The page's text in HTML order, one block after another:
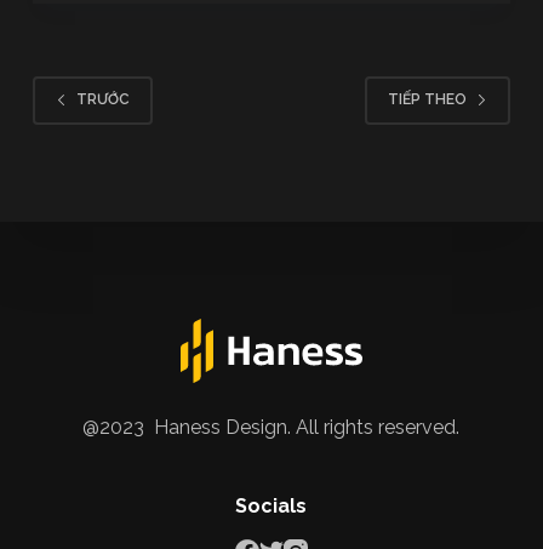
TRƯỚC TIẾP THEO
@2023 Haness Design. All rights reserved.
Socials